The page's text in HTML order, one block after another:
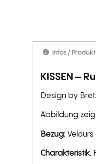
Infos /
KISSEN –
Design by
Abbildung
Bezug:
Charakteristik: